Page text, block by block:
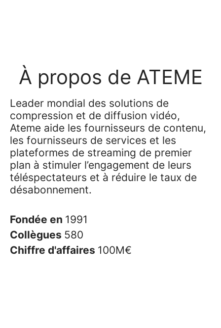
À propos de ATEME
Leader mondial des solutions de
compression et de diffusion vidéo,
Ateme aide les fournisseurs de contenu,
les fournisseurs de services et les
plateformes de streaming de premier
plan à stimuler l’engagement de leurs
téléspectateurs et à réduire le taux de
désabonnement.
Fondée en 1991
Collègues 580
Chiffre d'affaires 100M€